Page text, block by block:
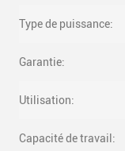
Type de puissance:
Garantie:
Utilisation:
Capacité de travail: